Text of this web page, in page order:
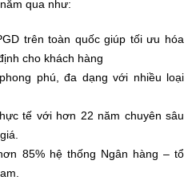
qua như:
trên toàn quốc giúp tối ưu hóa
cho khách hàng
phú, đa dạng với nhiều loại
tế với hơn 22 năm chuyên sâu
85% hệ thống Ngân hàng – tổ